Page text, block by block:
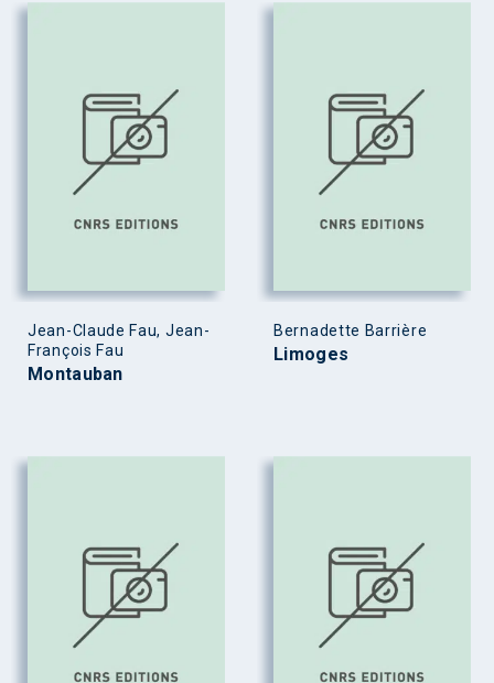
Jean-Claude Fau, Jean-
François Fau
Montauban
Bernadette Barrière
Limoges